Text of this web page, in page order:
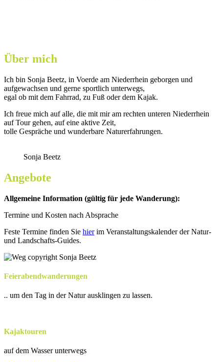
Über mich
Ich bin Sonja Beetz, in Voerde am Niederrhein geborgen und
aufgewachsen und gerne sportlich unterwegs,
egal ob mit dem Fahrrad, zu Fuß oder dem Kajak.
Ich freue mich auf alle, die mit mir am rechten unteren Niederrhein
auf Tour gehen, auf eine aktive Zeit,
tolle Gespräche und wunderbare Naturerfahrungen.
Sonja Beetz
Angebote
Allgemeine Information (gültig für jede Wanderung):
Termine und Kosten nach Absprache
Feste Termine finden Sie hierim Veranstaltungskalender der Natur-
und Landschafts-Guides.
Feierabendwanderungen
.. um den Tag in der Natur ausklingen zu lassen.
Kajaktouren
auf dem Wasser unterwegs